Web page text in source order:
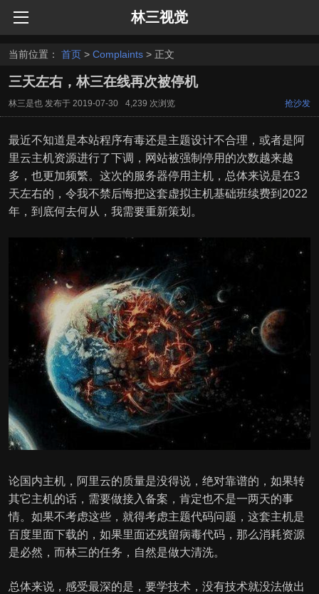
林三视觉
当前位置： 首页> Complaints> 正文
三天左右，林三在线再次被停机
林三是也发布于 2019-07-30 4,239 次浏览 抢沙发
最近不知道是本站程序有毒还是主题设计不合理，或者是阿
里云主机资源进行了下调，网站被强制停用的次数越来越
多，也更加频繁。这次的服务器停用主机，总体来说是在3
天左右的，令我不禁后悔把这套虚拟主机基础班续费到2022
年，到底何去何从，我需要重新策划。
论国内主机，阿里云的质量是没得说，绝对靠谱的，如果转
其它主机的话，需要做接入备案，肯定也不是一两天的事
情。如果不考虑这些，就得考虑主题代码问题，这套主机是
百度里面下载的，如果里面还残留病毒代码，那么消耗资源
是必然，而林三的任务，自然是做大清洗。
总体来说，感受最深的是，要学技术，没有技术就没法做出